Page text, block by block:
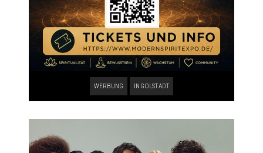
WERBUNG INGOLSTADT